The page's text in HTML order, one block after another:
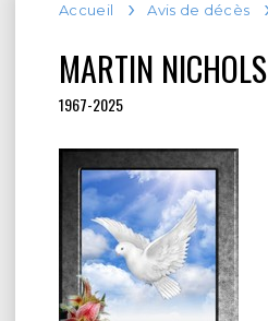
Accueil Avis de décès
MARTIN NICHOLS
1967-2025